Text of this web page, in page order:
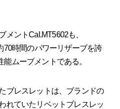
メントCal.MT5602も、
70時間のパワーリザーブを誇
能ムーブメントである。
ブレスレットは、ブランドの
れていたリベットブレスレッ